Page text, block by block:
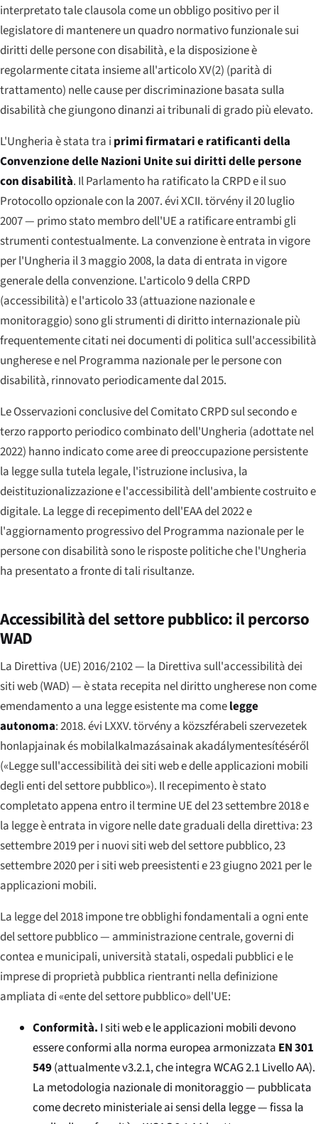
interpretato tale clausola come un obbligo positivo per il
legislatore di mantenere un quadro normativo funzionale sui
diritti delle persone con disabilità, e la disposizione è
regolarmente citata insieme all'articolo XV(2) (parità di
trattamento) nelle cause per discriminazione basata sulla
disabilità che giungono dinanzi ai tribunali di grado più elevato.
L'Ungheria è stata tra i primi firmatari e ratificanti della
Convenzione delle Nazioni Unite sui diritti delle persone
con disabilità. Il Parlamento ha ratificato la CRPD e il suo
Protocollo opzionale con la2007. évi XCII. törvényil 20 luglio
2007 — primo stato membro dell'UE a ratificare entrambi gli
strumenti contestualmente. La convenzione è entrata in vigore
per l'Ungheria il 3 maggio 2008, la data di entrata in vigore
generale della convenzione. L'articolo 9 della CRPD
(accessibilità) e l'articolo 33 (attuazione nazionale e
monitoraggio) sono gli strumenti di diritto internazionale più
frequentemente citati nei documenti di politica sull'accessibilità
ungherese e nel Programma nazionale per le persone con
disabilità, rinnovato periodicamente dal 2015.
Le Osservazioni conclusive del Comitato CRPD sul secondo e
terzo rapporto periodico combinato dell'Ungheria (adottate nel
2022) hanno indicato come aree di preoccupazione persistente
la legge sulla tutela legale, l'istruzione inclusiva, la
deistituzionalizzazione e l'accessibilità dell'ambiente costruito e
digitale. La legge di recepimento dell'EAA del 2022 e
l'aggiornamento progressivo del Programma nazionale per le
persone con disabilità sono le risposte politiche che l'Ungheria
ha presentato a fronte di tali risultanze.
Accessibilità del settore pubblico: il percorso
WAD
La Direttiva (UE) 2016/2102 — la Direttiva sull'accessibilità dei
siti web (WAD) — è stata recepita nel diritto ungherese non come
emendamento a una legge esistente ma comelegge
autonoma:2018. évi LXXV. törvény a közszférabeli szervezetek
honlapjainak és mobilalkalmazásainak akadálymentesítéséről
(«Legge sull'accessibilità dei siti web e delle applicazioni mobili
degli enti del settore pubblico»). Il recepimento è stato
completato appena entro il termine UE del 23 settembre 2018 e
la legge è entrata in vigore nelle date graduali della direttiva: 23
settembre 2019 per i nuovi siti web del settore pubblico, 23
settembre 2020 per i siti web preesistenti e 23 giugno 2021 per le
applicazioni mobili.
La legge del 2018 impone tre obblighi fondamentali a ogni ente
del settore pubblico — amministrazione centrale, governi di
contea e municipali, università statali, ospedali pubblici e le
imprese di proprietà pubblica rientranti nella definizione
ampliata di «ente del settore pubblico» dell'UE:
Conformità. I siti web e le applicazioni mobili devono
essere conformi alla norma europea armonizzata EN 301
549(attualmente v3.2.1, che integra WCAG 2.1 Livello AA).
La metodologia nazionale di monitoraggio — pubblicata
come decreto ministeriale ai sensi della legge — fissa la